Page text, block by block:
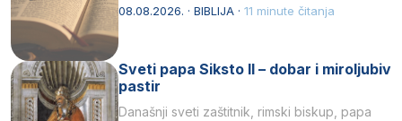
08.08.2026. · BIBLIJA · 11 minute čitanja
Sveti papa Siksto II – dobar i miroljubiv
pastir
Današnji sveti zaštitnik, rimski biskup, papa